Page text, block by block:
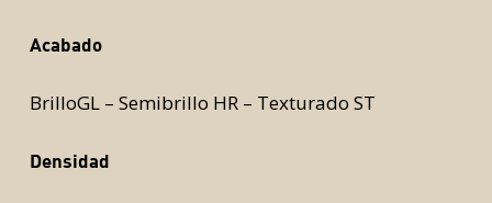
Acabado
BrilloGL – Semibrillo HR – Texturado ST
Densidad